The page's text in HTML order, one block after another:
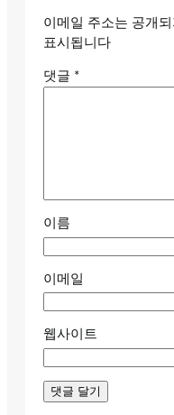
이메일 주소는 공개
표시됩니다
댓글 *
이름
이메일
웹사이트